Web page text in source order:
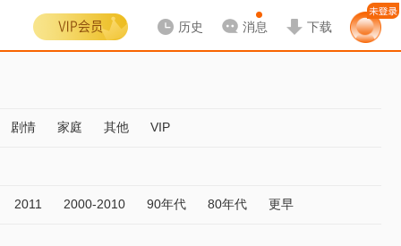
历史 消息 下载
剧情 家庭 其他 VIP
2011 2000-2010 90年代 80年代 更早